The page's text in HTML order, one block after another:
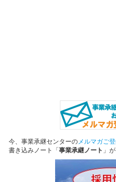
今、事業承継センターのメルマガご
書き込みノート 「事業承継ノート 」